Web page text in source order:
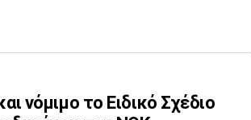
νόμιμο το Ειδικό Σχέδιο